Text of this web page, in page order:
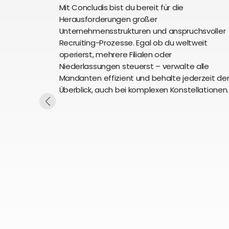
Mit Concludis bist du bereit für die
Herausforderungen großer
Unternehmensstrukturen und anspruchsvoller
Recruiting-Prozesse. Egal ob du weltweit
operierst, mehrere Filialen oder
Niederlassungen steuerst – verwalte alle
Mandanten effizient und behalte jederzeit
Überblick, auch bei komplexen Konstellationen.